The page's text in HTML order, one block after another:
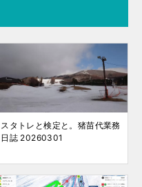
スタトレと検定と。猪苗代業務
日誌 20260301